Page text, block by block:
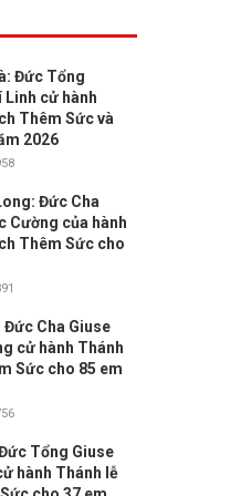
Đức Tổng
Linh cử hành
Thêm Sức và
2026
Đức Cha
Cường của hành
Thêm Sức cho
Cha Giuse
cử hành Thánh
Sức cho 85 em
Tổng Giuse
hành Thánh lễ